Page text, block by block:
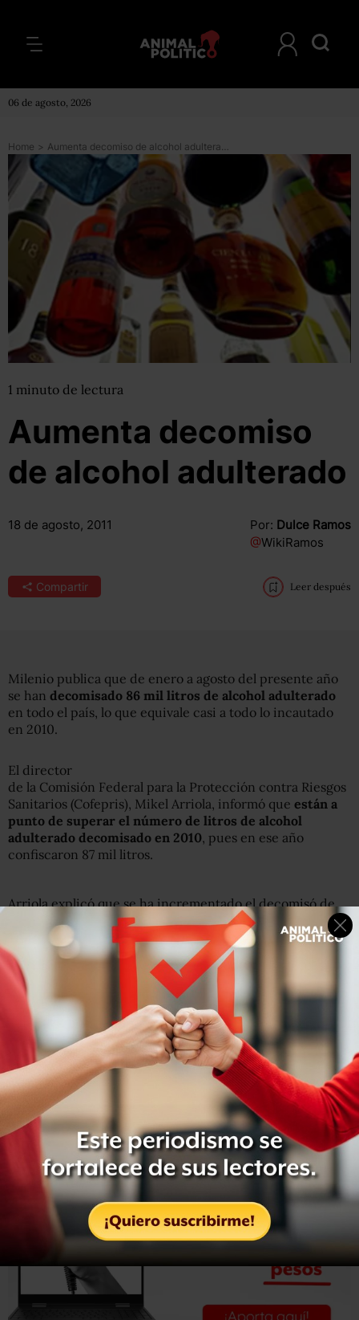
06 de agosto, 2026
Home > Aumenta decomiso de alcohol adulterado
1 minuto de lectura
Aumenta decomiso
de alcohol adulterado
18 de agosto, 2011 Por: Dulce Ramos
@WikiRamos
Compartir Leer después
Milenio publica que de enero a agosto del presente año
se han decomisado 86 mil litros de alcohol adulterado
en todo el país, lo que equivale casi a todo lo incautado
en 2010.
El director
de la Comisión Federal para la Protección contra Riesgos
Sanitarios (Cofepris), Mikel Arriola, informó que están a
punto de superar el número de litros de alcohol
adulterado decomisado en 2010, pues en ese año
confiscaron 87 mil litros.
Arriola explicó que se ha incrementado el decomisó de
alcohol adulterado debido a queintensificaron la
vigilancia en beneficio de los consumidores
, tanto en
restaurantes y bares como en establecimientos
comerciales
El funcionario aseguró que el objetivo de esta nueva
estrategia esalcanzar a los productores y los
distribuidores de alcohol adulterado, con el fin de parar
estas sustancias nocivas desde su fuente de producción.
Leer nota completa en